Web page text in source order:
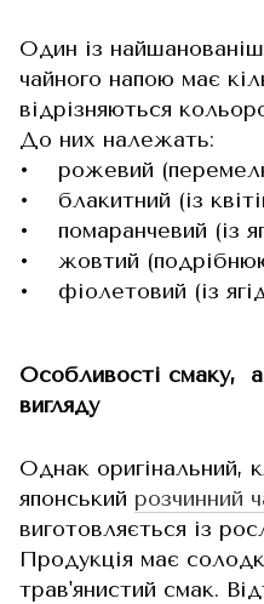
Один із
чайного напою має
відрізняються
До них належать:
• рожевий
• блакитний (із
• помаранчевий (із
• жовтий
• фіолетовий (із
Особливості смаку,
вигляду
Однак оригінальний,
японський розчинний
виготовляється із
Продукція має
трав'янистий смак.